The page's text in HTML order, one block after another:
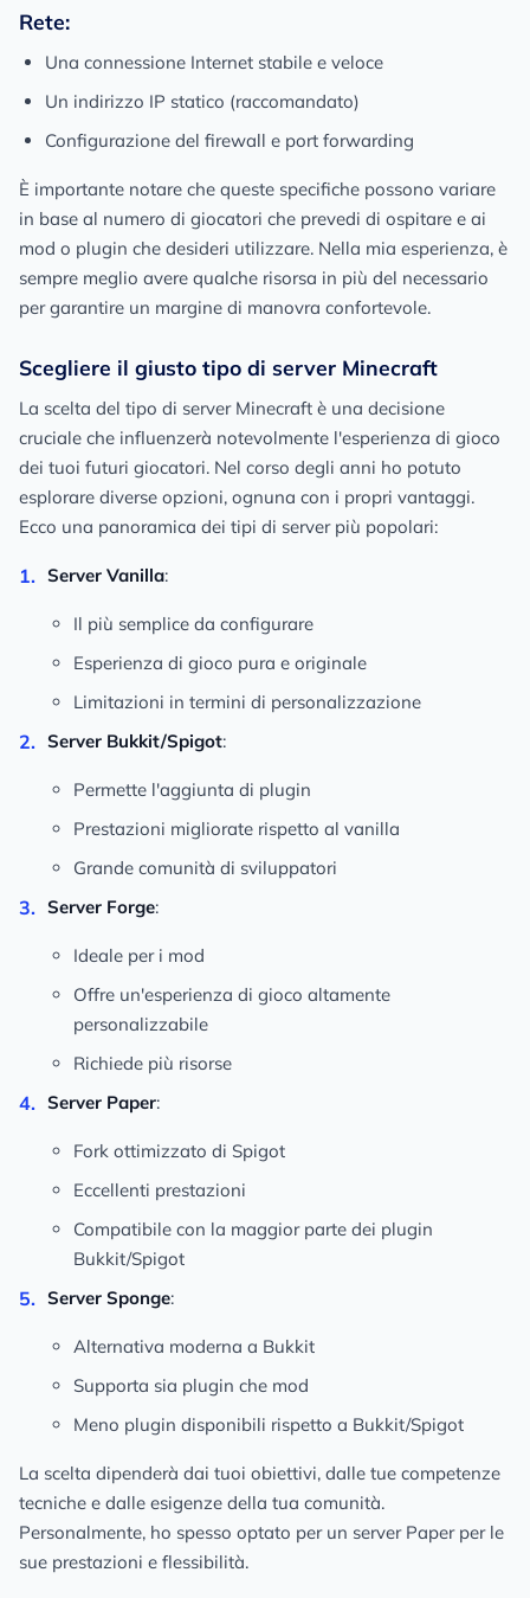
Rete:
Una connessione Internet stabile e veloce
Un indirizzo IP statico (raccomandato)
Configurazione del firewall e port forwarding
È importante notare che queste specifiche possono variare
in base al numero di giocatori che prevedi di ospitare e ai
mod o plugin che desideri utilizzare. Nella mia esperienza, è
sempre meglio avere qualche risorsa in più del necessario
per garantire un margine di manovra confortevole.
Scegliere il giusto tipo di server Minecraft
La scelta del tipo di server Minecraft è una decisione
cruciale che influenzerà notevolmente l'esperienza di gioco
dei tuoi futuri giocatori. Nel corso degli anni ho potuto
esplorare diverse opzioni, ognuna con i propri vantaggi.
Ecco una panoramica dei tipi di server più popolari:
Server Vanilla:
Il più semplice da configurare
Esperienza di gioco pura e originale
Limitazioni in termini di personalizzazione
Server Bukkit/Spigot:
Permette l'aggiunta di plugin
Prestazioni migliorate rispetto al vanilla
Grande comunità di sviluppatori
Server Forge:
Ideale per i mod
Offre un'esperienza di gioco altamente
personalizzabile
Richiede più risorse
Server Paper:
Fork ottimizzato di Spigot
Eccellenti prestazioni
Compatibile con la maggior parte dei plugin
Bukkit/Spigot
Server Sponge:
Alternativa moderna a Bukkit
Supporta sia plugin che mod
Meno plugin disponibili rispetto a Bukkit/Spigot
La scelta dipenderà dai tuoi obiettivi, dalle tue competenze
tecniche e dalle esigenze della tua comunità.
Personalmente, ho spesso optato per un server Paper per le
sue prestazioni e flessibilità.